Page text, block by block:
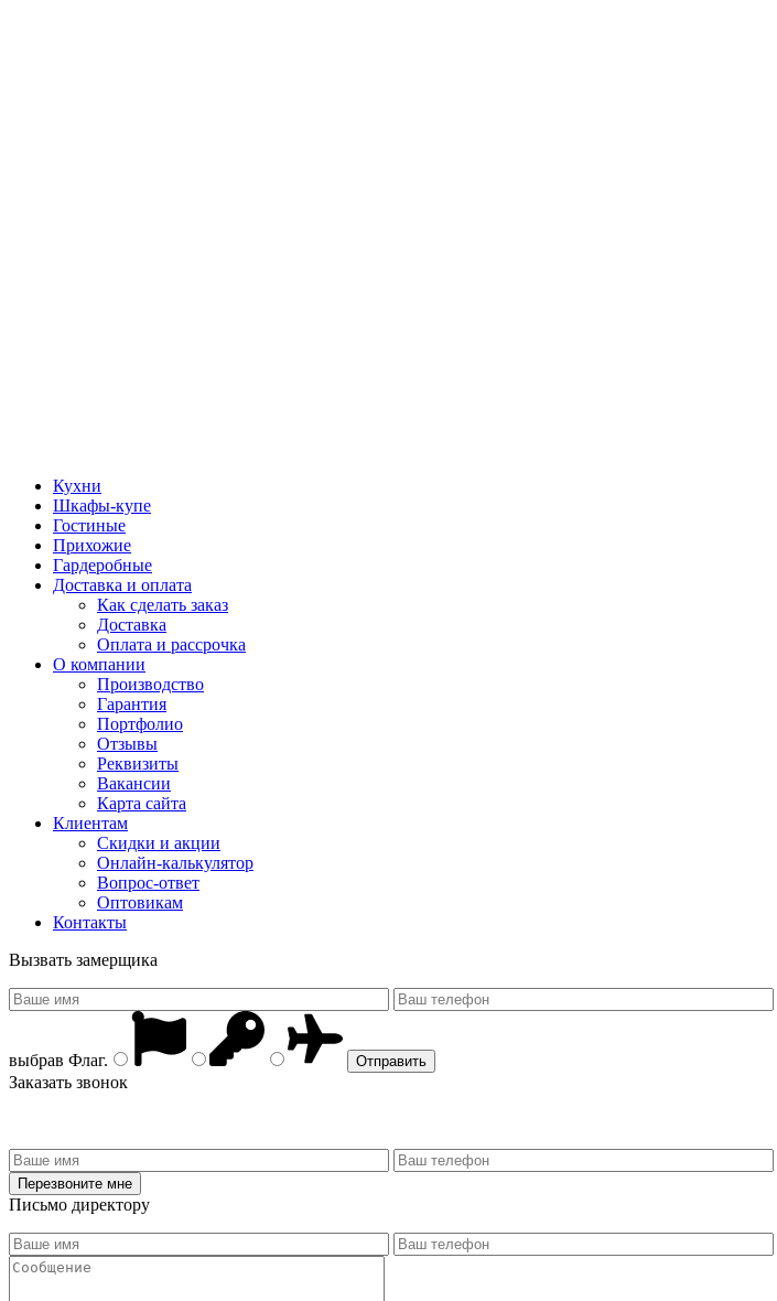
Кухни
Шкафы-купе
Гостиные
Прихожие
Гардеробные
Доставка и оплата
Как сделать заказ
Доставка
Оплата и рассрочка
О компании
Производство
Гарантия
Портфолио
Отзывы
Реквизиты
Вакансии
Карта сайта
Клиентам
Скидки и акции
Онлайн-калькулятор
Вопрос-ответ
Оптовикам
Контакты
Вызвать замерщика
выбрав Флаг.
Заказать звонок
Письмо директору